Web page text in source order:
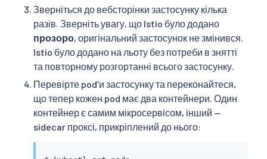
Зверніться до вебсторінки застосунку кілька
разів. Зверніть увагу, що Istio було додано
прозоро, оригінальний застосунок не змінився.
Istio було додано на льоту без потреби в знятті
та повторному розгортанні всього застосунку.
Перевірте podʼи застосунку та переконайтеся,
що тепер кожен pod має два контейнери. Один
контейнер є самим мікросервісом, інший —
sidecar проксі, прикріплений до нього: